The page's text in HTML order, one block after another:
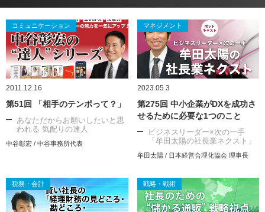
コミュニケーション
2011.12.16
第51回 「相手のテンポって？」
あなただからお願いしたいと思
われる 気配りの達人
中谷彰宏 / 中谷事務所代表
マネジメント
2023.05.3
第275回 中小企業がDXを成功さ
せるために必要な1つのこと
ビジネスリーダー×次の一手
「牟田太陽の社長業ネクスト」
牟田太陽 / 日本経営合理化協会 理事長
税務・会計 戦略・戦術